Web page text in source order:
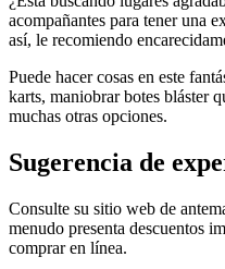
acompañantes para tener una
así, le recomiendo
Puede hacer cosas en este
karts, maniobrar botes bláster
muchas otras opciones.
Sugerencia de
Consulte su sitio web de
menudo presenta descuentos
comprar en línea.